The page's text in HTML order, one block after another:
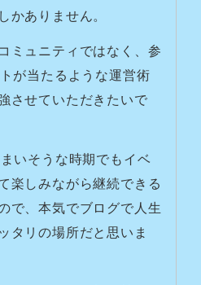
かありません。
ミュニティではなく、参
が当たるような運営術
させていただきたいで
いそうな時期でもイベ
楽しみながら継続できる
で、本気でブログで人生
タリの場所だと思いま